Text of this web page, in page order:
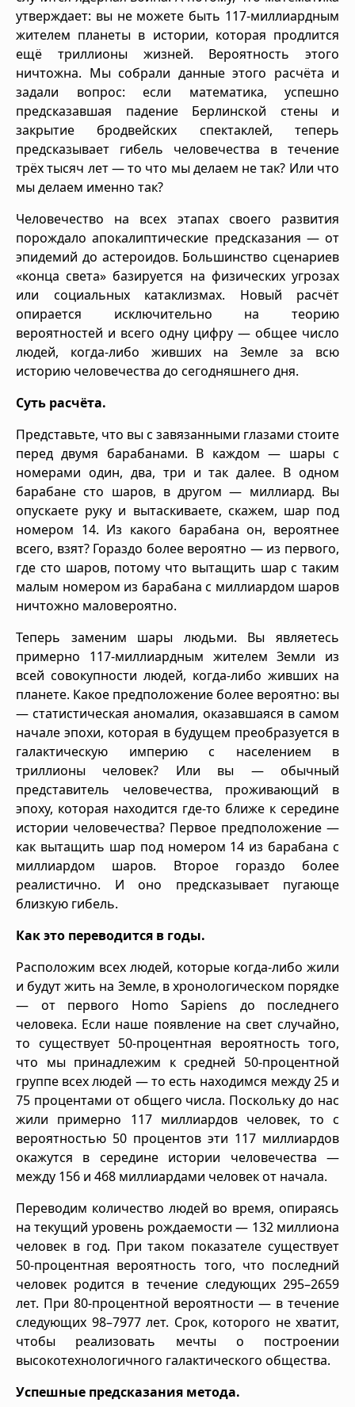
утверждает: вы не можете быть 117-миллиардным
жителем планеты в истории, которая продлится
ещё триллионы жизней. Вероятность этого
ничтожна. Мы собрали данные этого расчёта и
задали вопрос: если математика, успешно
предсказавшая падение Берлинской стены и
закрытие бродвейских спектаклей, теперь
предсказывает гибель человечества в течение
трёх тысяч лет — то что мы делаем не так? Или что
мы делаем именно так?
Человечество на всех этапах своего развития
порождало апокалиптические предсказания — от
эпидемий до астероидов. Большинство сценариев
«конца света» базируется на физических угрозах
или социальных катаклизмах. Новый расчёт
опирается исключительно на теорию
вероятностей и всего одну цифру — общее число
людей, когда-либо живших на Земле за всю
историю человечества до сегодняшнего дня.
Суть расчёта.
Представьте, что вы с завязанными глазами стоите
перед двумя барабанами. В каждом — шары с
номерами один, два, три и так далее. В одном
барабане сто шаров, в другом — миллиард. Вы
опускаете руку и вытаскиваете, скажем, шар под
номером 14. Из какого барабана он, вероятнее
всего, взят? Гораздо более вероятно — из первого,
где сто шаров, потому что вытащить шар с таким
малым номером из барабана с миллиардом шаров
ничтожно маловероятно.
Теперь заменим шары людьми. Вы являетесь
примерно 117-миллиардным жителем Земли из
всей совокупности людей, когда-либо живших на
планете. Какое предположение более вероятно: вы
— статистическая аномалия, оказавшаяся в самом
начале эпохи, которая в будущем преобразуется в
галактическую империю с населением в
триллионы человек? Или вы — обычный
представитель человечества, проживающий в
эпоху, которая находится где-то ближе к середине
истории человечества? Первое предположение —
как вытащить шар под номером 14 из барабана с
миллиардом шаров. Второе гораздо более
реалистично. И оно предсказывает пугающе
близкую гибель.
Как это переводится в годы.
Расположим всех людей, которые когда-либо жили
и будут жить на Земле, в хронологическом порядке
— от первого Homo Sapiens до последнего
человека. Если наше появление на свет случайно,
то существует 50-процентная вероятность того,
что мы принадлежим к средней 50-процентной
группе всех людей — то есть находимся между 25 и
75 процентами от общего числа. Поскольку до нас
жили примерно 117 миллиардов человек, то с
вероятностью 50 процентов эти 117 миллиардов
окажутся в середине истории человечества —
между 156 и 468 миллиардами человек от начала.
Переводим количество людей во время, опираясь
на текущий уровень рождаемости — 132 миллиона
человек в год. При таком показателе существует
50-процентная вероятность того, что последний
человек родится в течение следующих 295–2659
лет. При 80-процентной вероятности — в течение
следующих 98–7977 лет. Срок, которого не хватит,
чтобы реализовать мечты о построении
высокотехнологичного галактического общества.
Успешные предсказания метода.